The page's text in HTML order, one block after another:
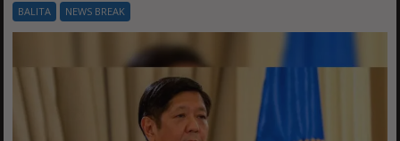
BALITA NEWS BREAK